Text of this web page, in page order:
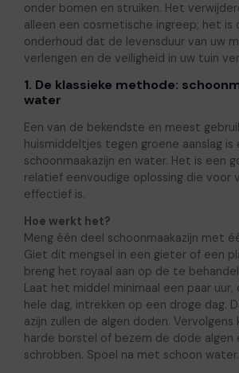
onder bomen en struiken. Het
alleen een cosmetische ingreep; het is
onderhoud dat de levensduur van uw
verlengen en de veiligheid in uw tuin
1. De klassieke methode:
water
Een van de bekendste en meest
huismiddeltjes tegen groene aanslag is
schoonmaakazijn en water. Het is een
relatief eenvoudige oplossing die voor
effectief is.
Hoe werkt het?
Meng één deel schoonmaakazijn met
Giet dit mengsel in een gieter of een
breng het royaal aan op de te
Laat het middel minimaal een paar
hele dag, intrekken op een droge dag.
azijn zullen de algen doden.
harde borstel of bezem de dode algen
schrobben. Spoel na met schoon water.